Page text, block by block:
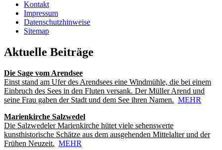
Kontakt
Impressum
Datenschutzhinweise
Sitemap
Aktuelle Beiträge
Die Sage vom Arendsee
Einst stand am Ufer des Arendsees eine Windmühle, die bei einem
Einbruch des Sees in den Fluten versank. Der Müller Arend und
seine Frau gaben der Stadt und dem See ihren Namen. MEHR
Marienkirche Salzwedel
Die Salzwedeler Marienkirche hütet viele sehenswerte
kunsthistorische Schätze aus dem ausgehenden Mittelalter und der
Frühen Neuzeit. MEHR